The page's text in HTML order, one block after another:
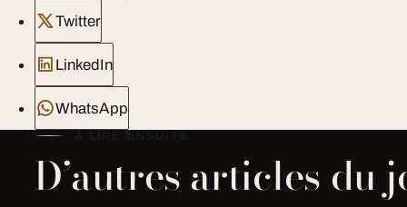
Twitter
LinkedIn
WhatsApp
D’autres articles du